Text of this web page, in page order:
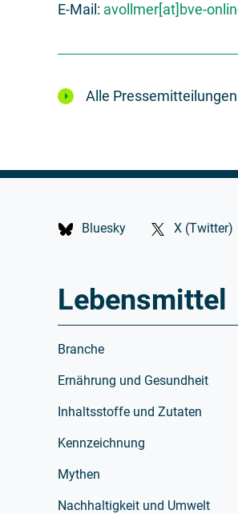
E-Mail: avollmer[at]bve-
Alle
Bluesky
X (Twitter)
Lebensmittel
Branche
Ernährung und Gesundheit
Inhaltsstoffe und Zutaten
Kennzeichnung
Mythen
Nachhaltigkeit und Umwelt